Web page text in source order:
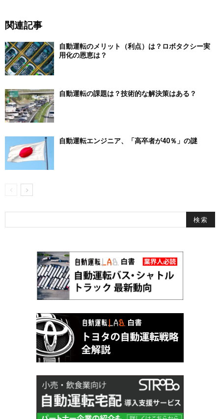
関連記事
自動運転のメリット（利点）は？ロボタクシー実
用化の恩恵は？
自動運転の課題は？技術的な解決策はある？
自動運転エンジニア、「高卒者が40％」の謎